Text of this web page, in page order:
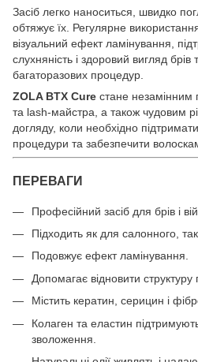
Засіб легко наноситься, швидко
обтяжує їх. Регулярне
візуальний ефект ламінування,
слухняність і здоровий вигляд брів
багаторазових процедур.
ZOLA BTX Cure стане незамінним
та lash-майстра, а також чудовим
догляду, коли необхідно
процедури та забезпечити
ПЕРЕВАГИ
Професійний засіб для брів і вій.
Підходить як для салонного,
Подовжує ефект ламінування.
Допомагає відновити
Містить кератин, серицин і
Колаген та еластин
зволоження.